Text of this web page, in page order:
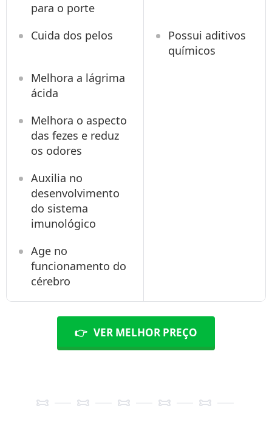
para o porte
Cuida dos pelos
Possui aditivos
químicos
Melhora a lágrima
ácida
Melhora o aspecto
das fezes e reduz
os odores
Auxilia no
desenvolvimento
do sistema
imunológico
Age no
funcionamento do
cérebro
👉 VER MELHOR PREÇO